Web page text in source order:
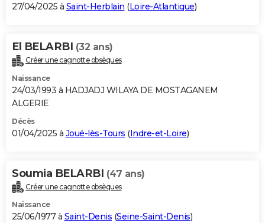
27/04/2025 à Saint-Herblain (Loire-Atlantique)
El BELARBI (32 ans)
Créer une cagnotte obsèques
Naissance
24/03/1993 à HADJADJ WILAYA DE MOSTAGANEM
ALGERIE
Décès
01/04/2025 à Joué-lès-Tours (Indre-et-Loire)
Soumia BELARBI (47 ans)
Créer une cagnotte obsèques
Naissance
25/06/1977 à Saint-Denis (Seine-Saint-Denis)